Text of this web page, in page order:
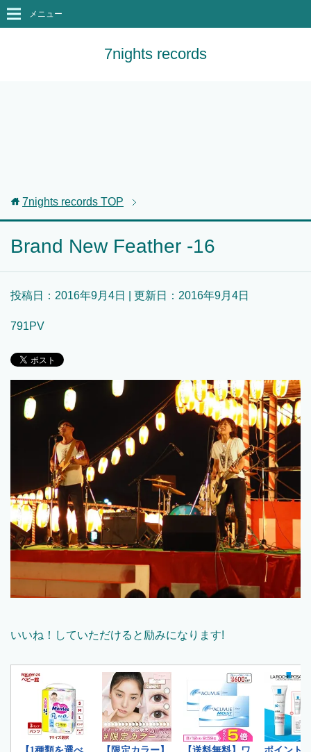
7nights records
メニュー
7nights records TOP
Brand New Feather -16
投稿日： 2016年9月4日 | 更新日： 2016年9月4日
791PV
いいね！していただけると励みになります!